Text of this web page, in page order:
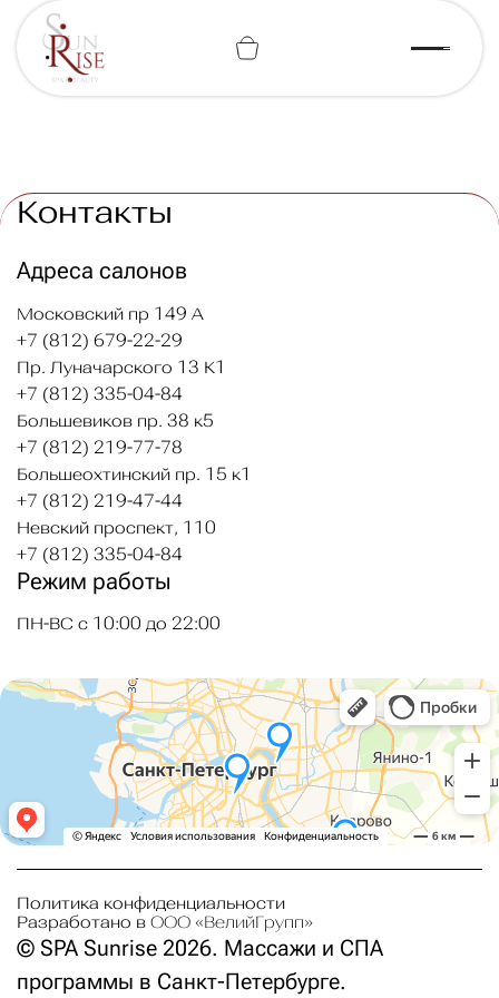
Контакты
Адреса салонов
Московский пр 149 А
+7 (812) 679-22-29
Пр. Луначарского 13 К1
+7 (812) 335-04-84
Большевиков пр. 38 к5
+7 (812) 219-77-78
Большеохтинский пр. 15 к1
+7 (812) 219-47-44
Невский проспект, 110
+7 (812) 335-04-84
Режим работы
ПН-ВС с 10:00 до 22:00
Политика конфиденциальности
Разработано в ООО «ВелийГрупп»
© SPA Sunrise 2026. Массажи и СПА
программы в Санкт-Петербурге.